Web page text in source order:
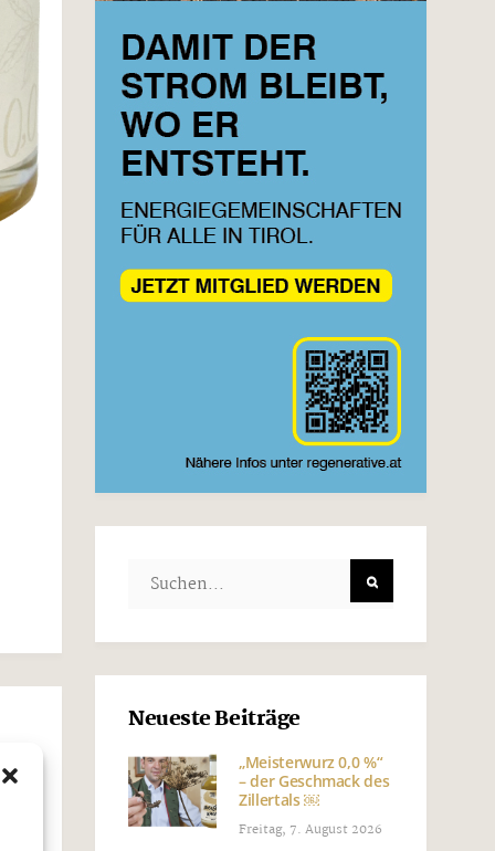
Neueste Beiträge
„Meisterwurz 0,0 %“
– der Geschmack des
Zillertals ￼
Freitag, 7. August 2026